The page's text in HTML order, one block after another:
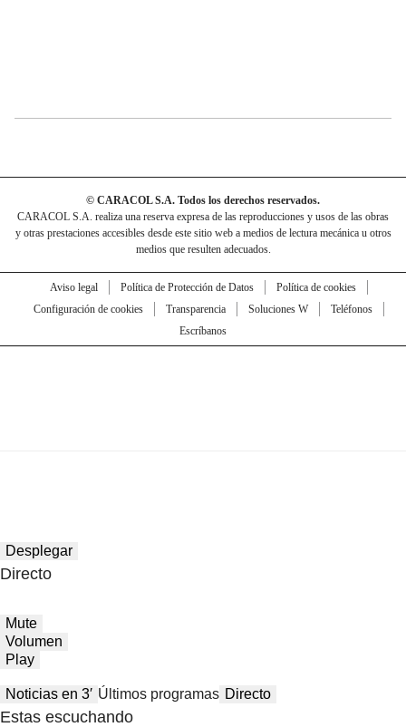
© CARACOL S.A. Todos los derechos reservados.
CARACOL S.A. realiza una reserva expresa de las reproducciones y usos de las obras
y otras prestaciones accesibles desde este sitio web a medios de lectura mecánica u otros
medios que resulten adecuados.
Aviso legal Política de Protección de Datos
Política de cookies
Configuración de cookies
Transparencia Soluciones W
Teléfonos
Escríbanos
Desplegar
Directo
Mute
Volumen
Play
Noticias en 3′ Últimos programas Directo
Estas escuchando